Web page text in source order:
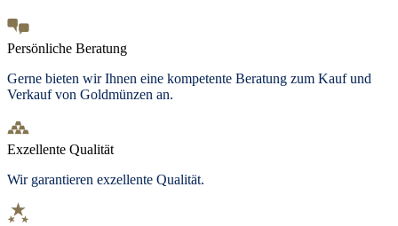
Persönliche Beratung
Gerne bieten wir Ihnen eine kompetente Beratung zum Kauf und
Verkauf von Goldmünzen an.
Exzellente Qualität
Wir garantieren exzellente Qualität.